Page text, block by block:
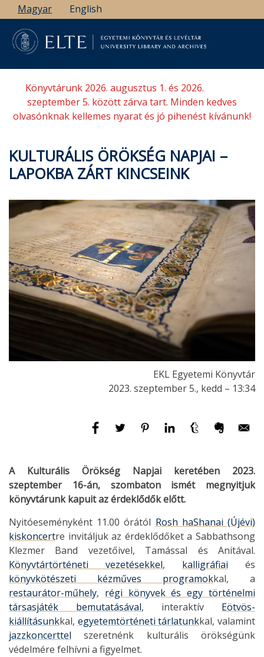
Ugrás
a
tartalomra
Magyar English
Könyvtárunk 2026. augusztus 1. és 2026.
szeptember 5. között zárva tart. Minden kedves
olvasónknak kellemes nyarat és jó pihenést kívánunk!
KULTURÁLIS ÖRÖKSÉG NAPJAI –
LAPOKBA ZÁRT KINCSEINK
EKL Egyetemi Könyvtár
2023. szeptember 5., kedd – 13:34
A Kulturális Örökség Napjai keretében 2023.
szeptember 16-án, szombaton ismét megnyitjuk
könyvtárunk kapuit az érdeklődők előtt.
Nyitóeseményként 11.00 órától Rosh haShanai (Újévi)
kiskoncertre invitáljuk az érdeklődőket a Sabbathsong
Klezmer Band vezetőivel, Tamással és Anitával.
Könyvtártörténeti vezetésekkel, kalligráfiai és
könyvkötészeti kézműves programokkal, a
restaurátor-műhely, régi könyvek és egy történelmi
társasjáték bemutatásával, interaktív Eötvös-
kiállításunkkal, egyetemtörténeti tárlatunkkal, valamint
jazzkoncerttel szeretnénk kulturális örökségünk
védelmére felhívni a figyelmet.